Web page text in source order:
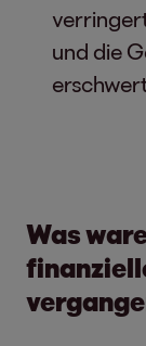
und die
Was